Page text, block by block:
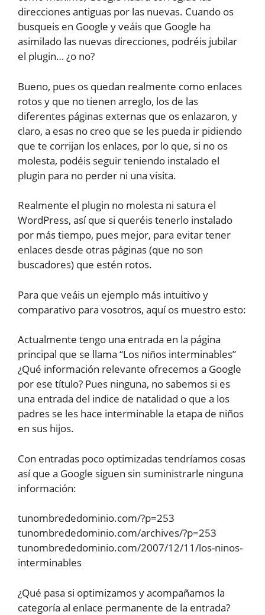
direcciones antiguas por las nuevas. Cuando os
busqueis en Google y veáis que Google ha
asimilado las nuevas direcciones, podréis jubilar
el plugin… ¿o no?
Bueno, pues os quedan realmente como enlaces
rotos y que no tienen arreglo, los de las
diferentes páginas externas que os enlazaron, y
claro, a esas no creo que se les pueda ir pidiendo
que te corrijan los enlaces, por lo que, si no os
molesta, podéis seguir teniendo instalado el
plugin para no perder ni una visita.
Realmente el plugin no molesta ni satura el
WordPress, así que si queréis tenerlo instalado
por más tiempo, pues mejor, para evitar tener
enlaces desde otras páginas (que no son
buscadores) que estén rotos.
Para que veáis un ejemplo más intuitivo y
comparativo para vosotros, aquí os muestro esto:
Actualmente tengo una entrada en la página
principal que se llama “Los niños interminables”
¿Qué información relevante ofrecemos a Google
por ese título? Pues ninguna, no sabemos si es
una entrada del indice de natalidad o que a los
padres se les hace interminable la etapa de niños
en sus hijos.
Con entradas poco optimizadas tendríamos cosas
así que a Google siguen sin suministrarle ninguna
información:
tunombrededominio.com/?p=253
tunombrededominio.com/archives/?p=253
tunombrededominio.com/2007/12/11/los-ninos-
interminables
¿Qué pasa si optimizamos y acompañamos la
categoría al enlace permanente de la entrada?